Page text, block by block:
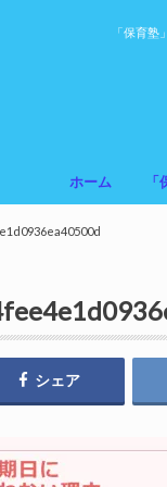
「保育
ホーム
シェア